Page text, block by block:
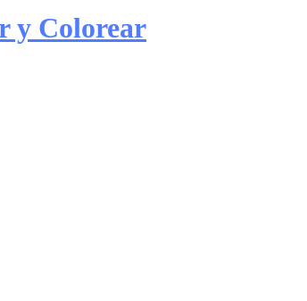
y Colorear